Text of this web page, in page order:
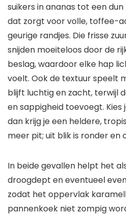
suikers in ananas tot een
dat zorgt voor volle, toffee-
geurige randjes. Die frisse
snijden moeiteloos door de
beslag, waardoor elke hap
voelt. Ook de textuur speelt
blijft luchtig en zacht, terwijl
en sappigheid toevoegt. Kies
dan krijg je een heldere,
meer pit; uit blik is ronder en
In beide gevallen helpt het
droogdept en eventueel
zodat het oppervlak
pannenkoek niet zompig